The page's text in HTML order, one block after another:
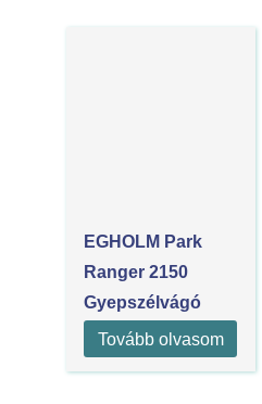
EGHOLM Park
Ranger 2150
Gyepszélvágó
Tovább olvasom